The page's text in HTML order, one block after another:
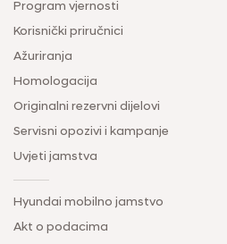
Program vjernosti
Korisnički priručnici
Ažuriranja
Homologacija
Originalni rezervni dijelovi
Servisni opozivi i kampanje
Uvjeti jamstva
Hyundai mobilno jamstvo
Akt o podacima